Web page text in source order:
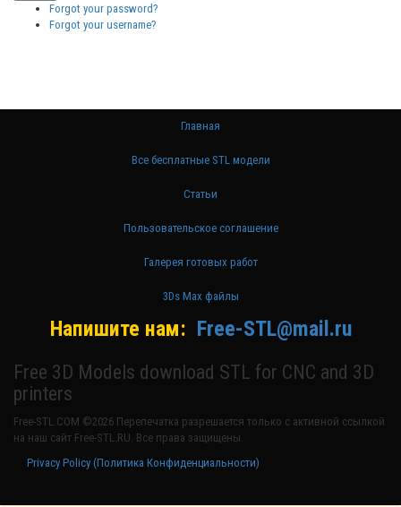
Forgot your password?
Forgot your username?
Главная
Все бесплатные STL модели
Статьи
Пользовательское соглашение
Галерея готовых работ
3Ds Max файлы
Напишите нам: Free-STL@mail.ru
Free 3D Models download STL for CNC and 3D
printers
Free-STL.COM ©2026 Перепечатка разрешается только с активной ссылкой
на наш сайт Free-STL.RU. Все права защищены.
Privacy Policy (Политика Конфиденциальности)